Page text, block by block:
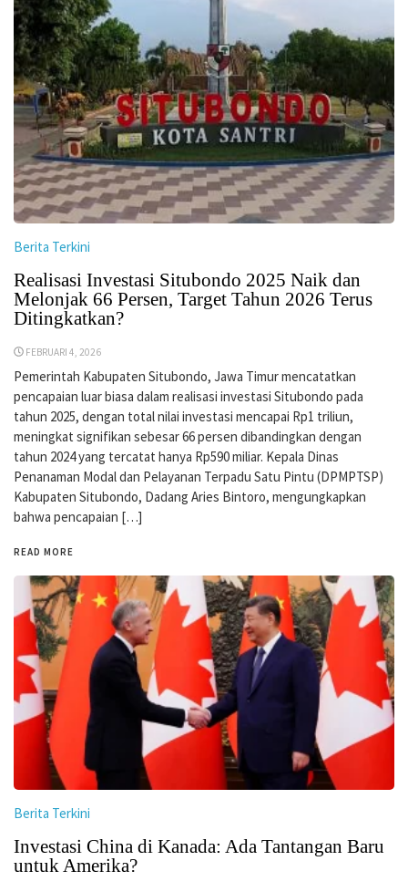
Berita Terkini
Realisasi Investasi Situbondo 2025 Naik dan
Melonjak 66 Persen, Target Tahun 2026 Terus
Ditingkatkan?
FEBRUARI 4, 2026
Pemerintah Kabupaten Situbondo, Jawa Timur mencatatkan
pencapaian luar biasa dalam realisasi investasi Situbondo pada
tahun 2025, dengan total nilai investasi mencapai Rp1 triliun,
meningkat signifikan sebesar 66 persen dibandingkan dengan
tahun 2024 yang tercatat hanya Rp590 miliar. Kepala Dinas
Penanaman Modal dan Pelayanan Terpadu Satu Pintu (DPMPTSP)
Kabupaten Situbondo, Dadang Aries Bintoro, mengungkapkan
bahwa pencapaian […]
READ MORE
Berita Terkini
Investasi China di Kanada: Ada Tantangan Baru
untuk Amerika?